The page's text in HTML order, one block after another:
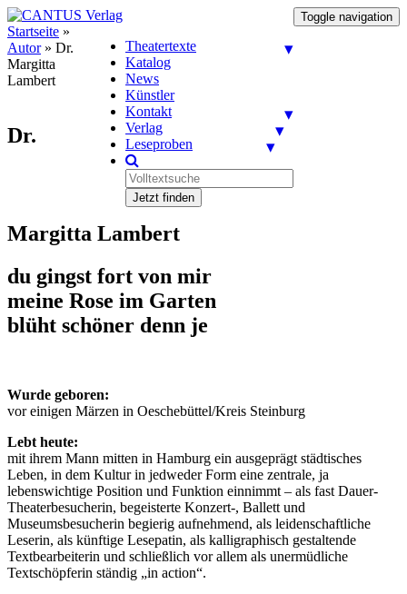
Toggle navigation
Theatertexte
Katalog
News
Künstler
Kontakt
Verlag
Leseproben
Jetzt finden
Startseite »
Autor» Dr.
Margitta
Lambert
Dr.
Margitta Lambert
du gingst fort von mir
meine Rose im Garten
blüht schöner denn je
Wurde geboren:
vor einigen Märzen in Oeschebüttel/Kreis Steinburg
Lebt heute:
mit ihrem Mann mitten in Hamburg ein ausgeprägt städtisches
Leben, in dem Kultur in jedweder Form eine zentrale, ja
lebenswichtige Position und Funktion einnimmt – als fast Dauer-
Theaterbesucherin, begeisterte Konzert-, Ballett und
Museumsbesucherin begierig aufnehmend, als leidenschaftliche
Leserin, als künftige Lesepatin, als kalligraphisch gestaltende
Textbearbeiterin und schließlich vor allem als unermüdliche
Textschöpferin ständig „in action“.